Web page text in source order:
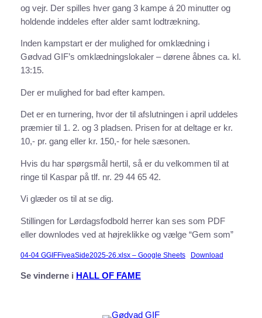
og vejr. Der spilles hver gang 3 kampe á 20 minutter og
holdende inddeles efter alder samt lodtrækning.
Inden kampstart er der mulighed for omklædning i
Gødvad GIF’s omklædningslokaler – dørene åbnes ca. kl.
13:15.
Der er mulighed for bad efter kampen.
Det er en turnering, hvor der til afslutningen i april uddeles
præmier til 1. 2. og 3 pladsen. Prisen for at deltage er kr.
10,- pr. gang eller kr. 150,- for hele sæsonen.
Hvis du har spørgsmål hertil, så er du velkommen til at
ringe til Kaspar på tlf. nr. 29 44 65 42.
Vi glæder os til at se dig.
Stillingen for Lørdagsfodbold herrer kan ses som PDF
eller downlodes ved at højreklikke og vælge “Gem som”
04-04 GGIFFiveaSide2025-26.xlsx – Google Sheets Download
Se vinderne i HALL OF FAME